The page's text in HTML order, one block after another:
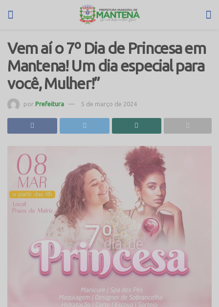
Vem aí o 7º Dia de Princesa em
Mantena! Um dia especial para
você, Mulher!”
por Prefeitura 5 de março de 2024